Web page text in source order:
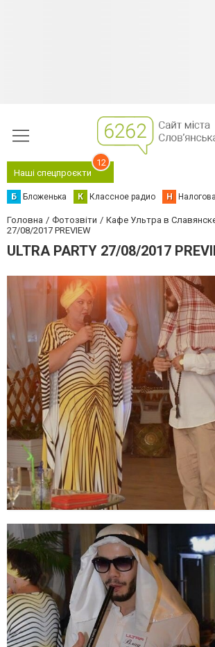
Наші спецпроєкти
12
Б Бложенька К Классное радио Н
Головна Фотозвіти Кафе Ультра в
27/08/2017 PREVIEW
ULTRA PARTY 27/08/2017